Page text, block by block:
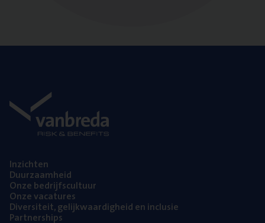
Inzich­ten
Duur­zaam­heid
Onze bedrijfs­cul­tuur
Onze vaca­tu­res
Diver­si­teit, gelijk­waar­dig­heid en inclusie
Part­ner­ships